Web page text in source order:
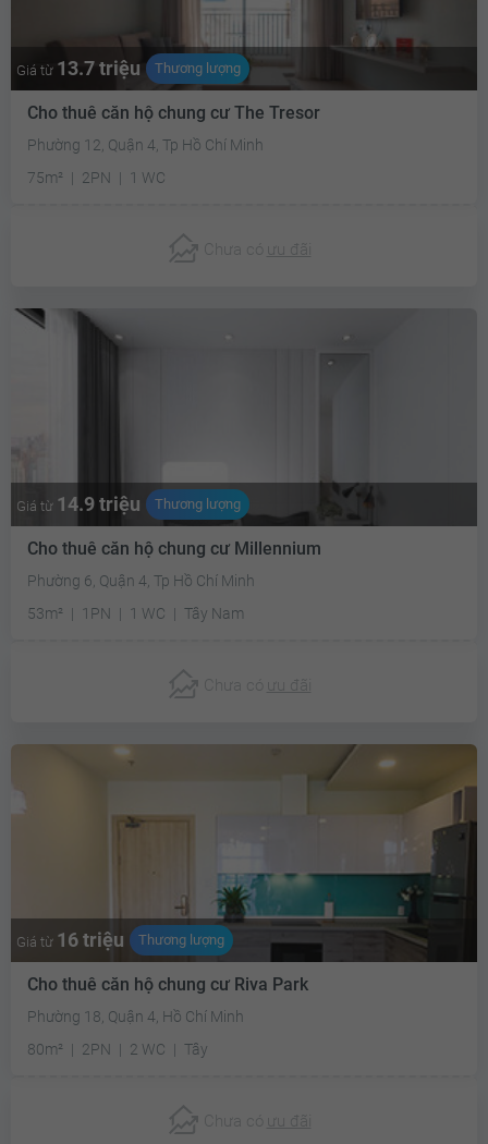
Giá từ 13.7 triệu Thương lượng
Cho thuê căn hộ chung cư The Tresor
Phường 12, Quận 4, Tp Hồ Chí Minh
75m²
2PN 1 WC
Chưa có ưu đãi
Giá từ 14.9 triệu Thương lượng
Cho thuê căn hộ chung cư Millennium
Phường 6, Quận 4, Tp Hồ Chí Minh
53m²
1PN 1 WC Tây Nam
Chưa có ưu đãi
Giá từ 16 triệu Thương lượng
Cho thuê căn hộ chung cư Riva Park
Phường 18, Quận 4, Hồ Chí Minh
80m²
2PN 2 WC Tây
Chưa có ưu đãi